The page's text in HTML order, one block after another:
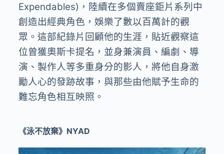
Expendables)，陸續在多個賣座鉅片系列中
創造出經典角色，娛樂了數以百萬計的觀
眾。這部紀錄片回顧他的生涯，貼近觀察這
位曾獲奧斯卡提名，並身兼演員、編劇、導
演、製作人等多重身分的影人，將他自身激
勵人心的發跡故事，與那些由他賦予生命的
難忘角色相互映照。
《泳不放棄》 NYAD